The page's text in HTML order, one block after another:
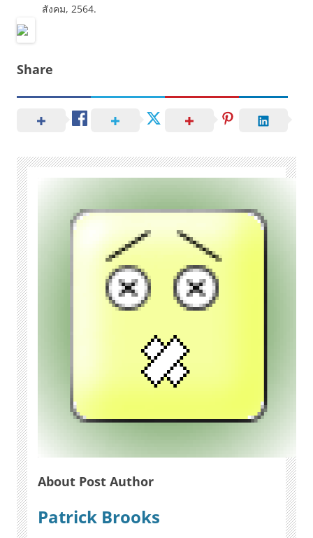
สังคม, 2564.
Share
About Post Author
Patrick Brooks